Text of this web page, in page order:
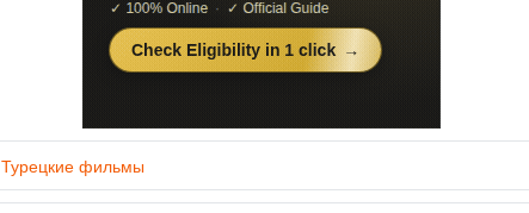
Турецкие фильмы